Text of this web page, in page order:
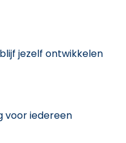
jezelf ontwikkelen
voor iedereen